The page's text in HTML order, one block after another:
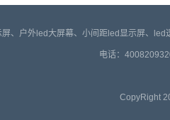
、户外led大屏幕、小间距led显示屏、
电话：
CopyRight